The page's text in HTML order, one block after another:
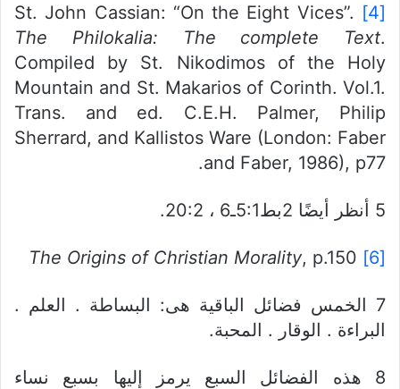
[4]
The Philokalia: The
complete Text.
Compiled by St. Nikodimos of the Holy
Mountain and St. Makarios of Corinth. Vol.1.
Trans. and ed. C.E.H. Palmer, Philip
Sherrard, and Kallistos Ware (London: Faber
and Faber, 1986), p77.
5 أنظر أيضًا 2بط5:1ـ6 ، 20:2.
[6]
The Origins of Christian Morality, p.150
7 الخمس فضائل الباقية هى: البساطة . العلم .
البراءة . الوقار . المحبة.
8 هذه الفضائل السبع يرمز إليها بسبع نساء